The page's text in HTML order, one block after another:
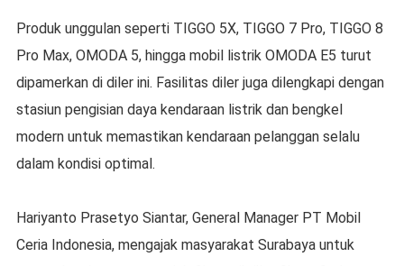
Produk unggulan seperti TIGGO 5X, TIGGO 7 Pro, TIGGO 8
Pro Max, OMODA 5, hingga mobil listrik OMODA E5 turut
dipamerkan di diler ini. Fasilitas diler juga dilengkapi dengan
stasiun pengisian daya kendaraan listrik dan bengkel
modern untuk memastikan kendaraan pelanggan selalu
dalam kondisi optimal.
Hariyanto Prasetyo Siantar, General Manager PT Mobil
Ceria Indonesia, mengajak masyarakat Surabaya untuk